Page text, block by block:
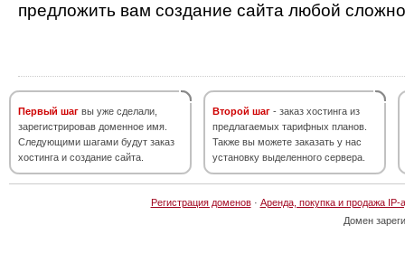
предложить вам создание сайта любой
Первый шаг вы уже сделали,
зарегистрировав доменное имя.
Следующими шагами будут заказ
хостинга и создание сайта.
Второй шаг - заказ хостинга из
предлагаемых тарифных планов.
Также вы можете заказать у нас
установку выделенного сервера.
Регистрация доменов· Аренда, покупка и продажа IP-
Домен